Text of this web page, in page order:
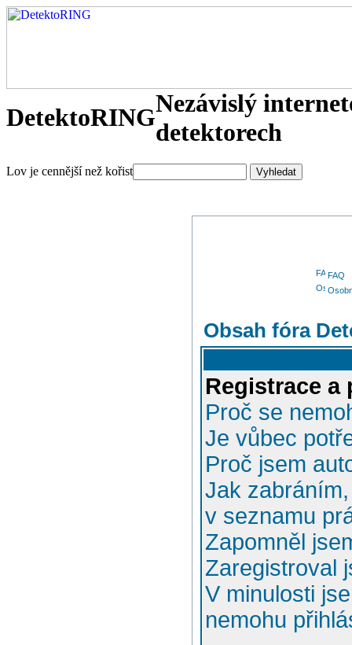
DetektoRINGNezávislý
detektorech
Lov je cennější než kořist
FAQ
Obsah fóra
Registrace a
Proč se
Je vůbec
Proč jsem
Jak
v seznamu
Zapomněl
Zaregistroval
V minulosti
nemohu